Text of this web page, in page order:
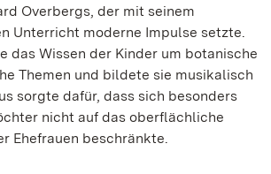
Overbergs, der mit seinem
Unterricht moderne Impulse setzte.
das Wissen der Kinder um botanische
Themen und bildete sie musikalisch
sorgte dafür, dass sich besonders
nicht auf das oberflächliche
Ehefrauen beschränkte.